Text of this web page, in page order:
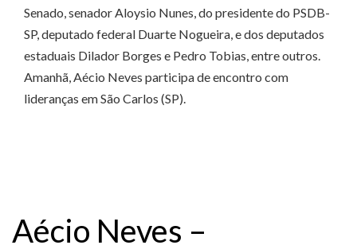
Senado, senador Aloysio Nunes, do presidente do PSDB-
SP, deputado federal Duarte Nogueira, e dos deputados
estaduais Dilador Borges e Pedro Tobias, entre outros.
Amanhã, Aécio Neves participa de encontro com
lideranças em São Carlos (SP).
Aécio Neves –